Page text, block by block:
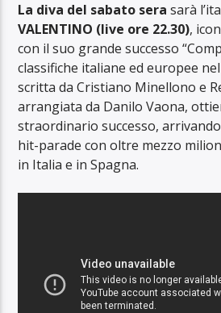
La diva del sabato sera sarà
VALENTINO (live ore 22.30),
con il suo grande successo
classifiche italiane ed europee nel
scritta da Cristiano Minellono e
arrangiata da Danilo Vaona,
straordinario successo,
hit-parade con oltre mezzo
in Italia e in Spagna.